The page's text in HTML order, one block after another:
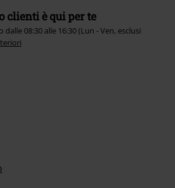
clienti è qui per te
08:30 alle 16:30 (Lun - Ven, esclusi